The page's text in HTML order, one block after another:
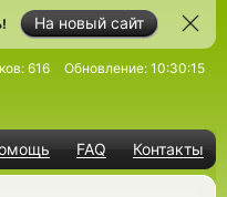
На новый сайт
FAQ Контакты
616 Обновление: 10:30:15